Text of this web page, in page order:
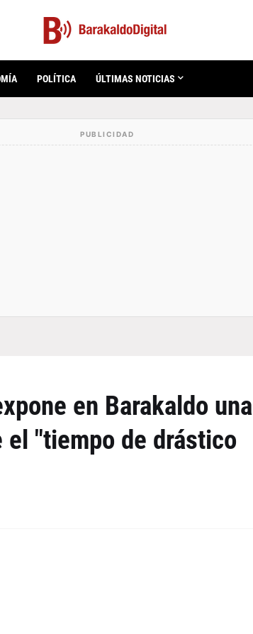
POLÍTICA ÚLTIMAS NOTICIAS
en Barakaldo una
"tiempo de drástico